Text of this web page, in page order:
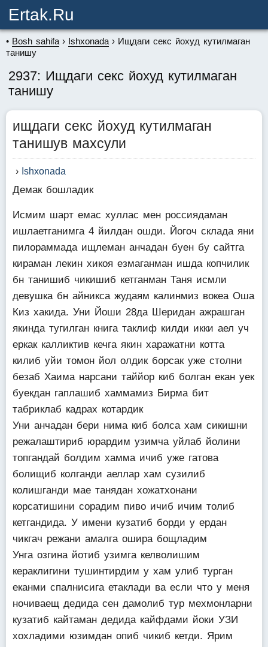
Ertak.ru
Bosh sahifa Ishxonada
Ищдаги секс йохуд кутилмаган
танишу
2937: Ищдаги секс йохуд кутилмаган
танишу
ищдаги секс йохуд кутилмаган
танишув махсули
Ishxonada
Демак бошладик
Исмим шарт емас хуллас мен россиядаман
ишлаетганимга 4 йилдан ошди. Йогоч склада яни
пилораммада ищлеман анчадан буен бу сайтга
кираман лекин хикоя езмаганман ишда копчилик
бн танишиб чикишиб кетганман Таня исмли
девушка бн айникса жудаям калинмиз вокеа Оша
Киз хакида. Уни Йоши 28да Шеридан ажрашган
якинда тугилган книга таклиф килди икки аел уч
еркак калликтив кечга якин харажатни котта
килиб уйи томон йол олдик борсак уже столни
безаб Хаима нарсани таййор киб болган екан уек
буекдан гаплашиб хаммамиз Бирма бит
табриклаб кадрах котардик
Уни анчадан бери нима киб болса хам сикишни
режалаштириб юрардим узимча уйлаб йолини
топгандай болдим хамма ичиб уже гатова
болищиб колганди аеллар хам сузилиб
колишганди мае танядан хожатхонани
корсатишини сорадим пиво ичиб ичим толиб
кетгандида. У имени кузатиб борди у ердан
чикгач режани амалга ошира бощладим
Унга озгина йотиб узимга келволишим
кераклигини тушинтирдим у хам улиб турган
еканми спалнисига етаклади ва если что у меня
ночиваещ дедида сен дамолиб тур мехмонларни
кузатиб кайтаман дедида кайфдами йоки УЗИ
хохладими юзимдан опиб чикиб кетди. Ярим